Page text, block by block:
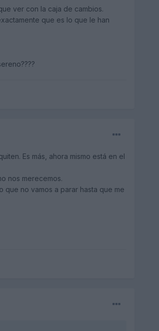
ver con la caja de cambios.
que es lo que le han
Es más, ahora mismo está en el
nos merecemos.
que no vamos a parar hasta que me